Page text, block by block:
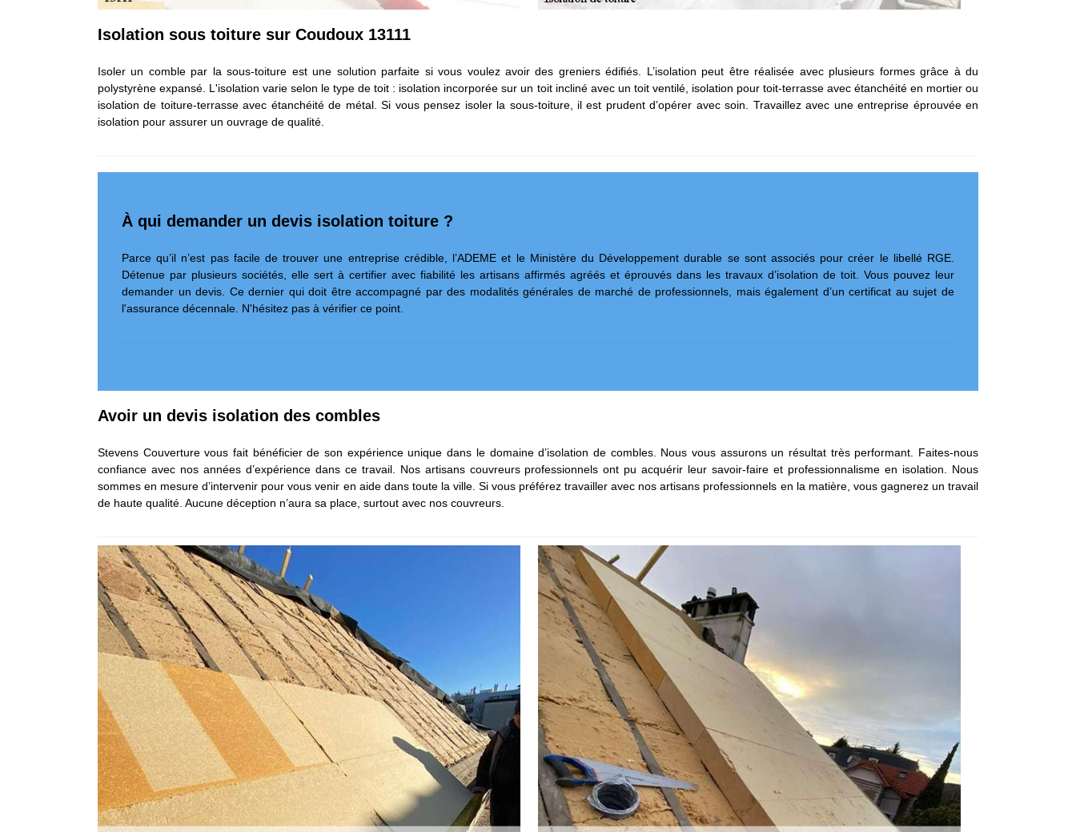
Isolation sous toiture sur Coudoux 13111
Isoler un comble par la sous-toiture est une solution parfaite si vous voulez avoir des greniers édifiés. L’isolation peut être réalisée avec plusieurs formes grâce à du
polystyrène expansé. L'isolation varie selon le type de toit : isolation incorporée sur un toit incliné avec un toit ventilé, isolation pour toit-terrasse avec étanchéité en mortier ou
isolation de toiture-terrasse avec étanchéité de métal. Si vous pensez isoler la sous-toiture, il est prudent d’opérer avec soin. Travaillez avec une entreprise éprouvée en
isolation pour assurer un ouvrage de qualité.
À qui demander un devis isolation toiture ?
Parce qu’il n’est pas facile de trouver une entreprise crédible, l’ADEME et le Ministère du Développement durable se sont associés pour créer le libellé RGE.
Détenue par plusieurs sociétés, elle sert à certifier avec fiabilité les artisans affirmés agréés et éprouvés dans les travaux d’isolation de toit. Vous pouvez leur
demander un devis. Ce dernier qui doit être accompagné par des modalités générales de marché de professionnels, mais également d’un certificat au sujet de
l'assurance décennale. N'hésitez pas à vérifier ce point.
Avoir un devis isolation des combles
Stevens Couverture vous fait bénéficier de son expérience unique dans le domaine d’isolation de combles. Nous vous assurons un résultat très performant. Faites-nous
confiance avec nos années d’expérience dans ce travail. Nos artisans couvreurs professionnels ont pu acquérir leur savoir-faire et professionnalisme en isolation. Nous
sommes en mesure d’intervenir pour vous venir en aide dans toute la ville. Si vous préférez travailler avec nos artisans professionnels en la matière, vous gagnerez un travail
de haute qualité. Aucune déception n’aura sa place, surtout avec nos couvreurs.